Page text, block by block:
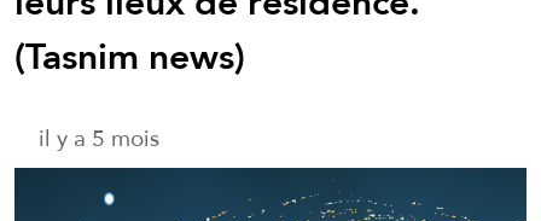
(Tasnim news)
il y a 5 mois